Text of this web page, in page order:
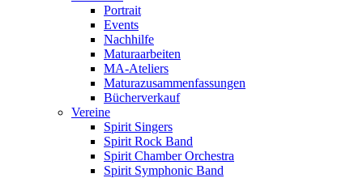
Portrait
Events
Nachhilfe
Maturaarbeiten
MA-Ateliers
Maturazusammenfassungen
Bücherverkauf
Vereine
Spirit Singers
Spirit Rock Band
Spirit Chamber Orchestra
Spirit Symphonic Band